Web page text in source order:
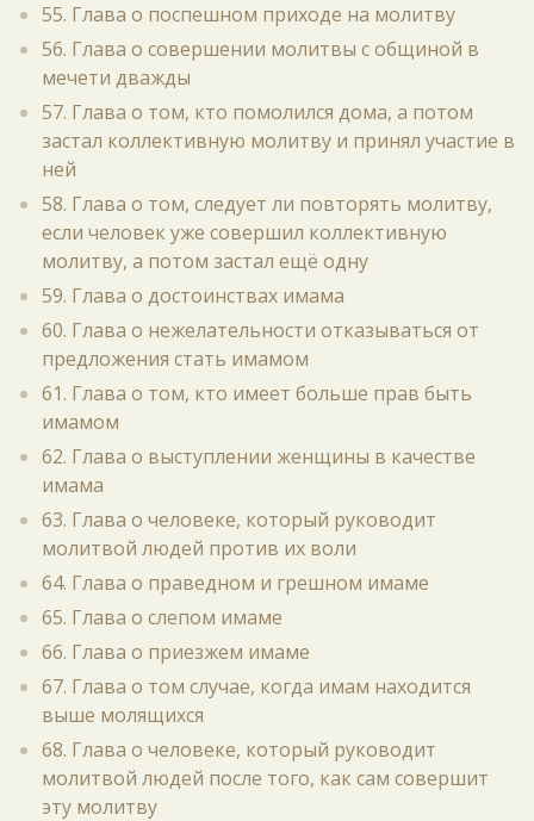
55. Глава о поспешном приходе на молитву
56. Глава о совершении молитвы с общиной в
мечети дважды
57. Глава о том, кто помолился дома, а потом
застал коллективную молитву и принял участие в
ней
58. Глава о том, следует ли повторять молитву,
если человек уже совершил коллективную
молитву, а потом застал ещё одну
59. Глава о достоинствах имама
60. Глава о нежелательности отказываться от
предложения стать имамом
61. Глава о том, кто имеет больше прав быть
имамом
62. Глава о выступлении женщины в качестве
имама
63. Глава о человеке, который руководит
молитвой людей против их воли
64. Глава о праведном и грешном имаме
65. Глава о слепом имаме
66. Глава о приезжем имаме
67. Глава о том случае, когда имам находится
выше молящихся
68. Глава о человеке, который руководит
молитвой людей после того, как сам совершит
эту молитву